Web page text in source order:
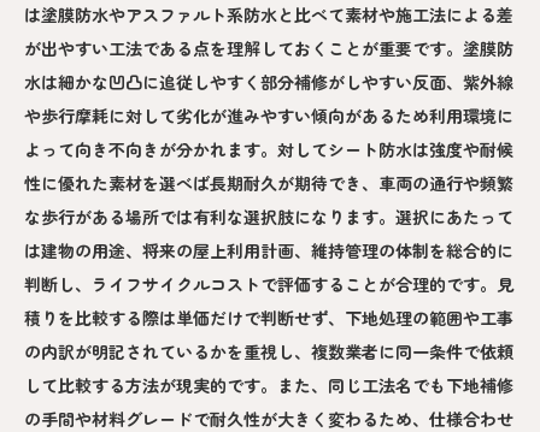
は塗膜防水やアスファルト系防水と比べて素材や施工法による差
が出やすい工法である点を理解しておくことが重要です。塗膜防
水は細かな凹凸に追従しやすく部分補修がしやすい反面、紫外線
や歩行摩耗に対して劣化が進みやすい傾向があるため利用環境に
よって向き不向きが分かれます。対してシート防水は強度や耐候
性に優れた素材を選べば長期耐久が期待でき、車両の通行や頻繁
な歩行がある場所では有利な選択肢になります。選択にあたって
は建物の用途、将来の屋上利用計画、維持管理の体制を総合的に
判断し、ライフサイクルコストで評価することが合理的です。見
積りを比較する際は単価だけで判断せず、下地処理の範囲や工事
の内訳が明記されているかを重視し、複数業者に同一条件で依頼
して比較する方法が現実的です。また、同じ工法名でも下地補修
の手間や材料グレードで耐久性が大きく変わるため、仕様合わせ